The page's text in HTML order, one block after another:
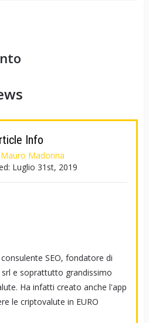
Info
Mauro Madonna
Luglio 31st, 2019
SEO, fondatore di
e soprattutto grandissimo
Ha infatti creato anche l'app
le criptovalute in EURO